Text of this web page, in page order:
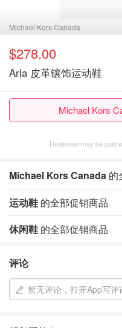
Michael Kors Canada
$278.00
Arla 皮革镶饰运动鞋
Michael Kors
Dealmoon may be paid
Michael Kors Canada 的
运动鞋 的全部促销商品
休闲鞋 的全部促销商品
评论
暂无评论，打开App写评